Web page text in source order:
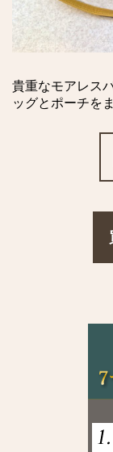
貴重なモアレス
ッグとポーチを